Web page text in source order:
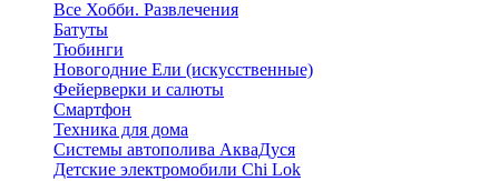
Все Хобби. Развлечения
Батуты
Тюбинги
Новогодние Ели (искусственные)
Фейерверки и салюты
Смартфон
Техника для дома
Системы автополива АкваДуся
Детские электромобили Chi Lok